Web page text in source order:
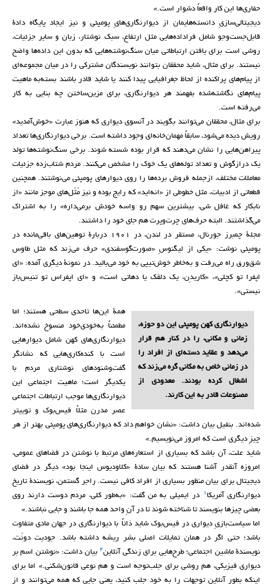
حفاری‌ها این کار واقعاً دشوار است.»
دیجیتالی‌سازیِ دانسته‌هایمان از دیوارنگاری‌هایِ پومپئی و نیز ایجاد پایگاه دادۀ
قابل‌جست‌وجو شامل فراداده‌هایی مثل ارتفاع، سبک نوشتار، زبان و سایر جزئیات،
روشی است برای یافتن ارتباطاتی میان سنگ‌نوشته‌هایی که بدون این داده‌ها واضح
نیستند. برای مثال، شاید محققان بتوانند نویسندگان مشترکی را در میان مجموعه‌ای
از پیام‌های پراکنده از لحاظ جغرافیایی پیدا کنند یا شاید قادر باشند بسته‌به ماهیت
پیام‌های نگاشته‌شده بفهمند هر دیوارنگاری، برای مزین‌ساختن چه بنایی به کار
می‌رفته است.
برای مثال، محققان می‌توانند بگویند در آنسوی دیواری که هنوز عبارت «خوش‌آمدید»
رویش دیده می‌شود، سابقاً مهمان‌خانه‌ای وجود داشته است. برخی دیوارنگاری‌ها تعداد
پیراهن‌هایی را نشان می‌دهند که قرار بوده شسته شوند. برخی سنگ‌نوشته‌ها تولد
یک درازگوش و تعداد توله‌های یک خوک را مشخص می‌کنند. مردم شتاب‌زده جزئیات
معاملات مختلف، ازجمله فروش برده‌ها را روی دیوارهای پومپئی می‌نوشتند. همچنین
قطعاتی از ادبیات، مثل خطوطی از «انه‌اید» که رایج بوده و نیز مَثَل‌های موجز مانند «از
نابکار که غافل شی، بیشترین سهم رو واسه خودش برمی‌داره» را به اشتراک
می‌گذاشتند. البته حرف‌های چرت‌وپرت هم جای خود را داشتند.
مجلۀ چمبرز جورنال، مستقر در لندن، در ۱۹۰۱ دربارۀ توهین‌های باقی‌مانده در
پومپئی نوشت: «یکی از لیگنوسِ «صورت‌گوسفندی» حرف می‌زند که مثل طاوس
شق‌ورق راه می‌رفت و به‌خاطر خوش‌تیپی به خود می‌بالید. در نمونۀ دیگری آمده: «ای
اپفرا تو کچلی»، «کاریدِن، یک دلقک یا دهاتی است» و «ای اپفراس تو تنیس‌باز
نیستی».
دیوارنگاری کهن پومپئی این دو حوزه،
زمانی و مکانی، را در کنار هم قرار
می‌دهد و عقاید دسته‌ای از افراد را
در زمانی خاص به مکانی گره می‌زند که
اشغال کرده بودند. معدودی از
مصنوعات قادر به این کارند.
همۀ این‌ها تاحدی سطحی هستند؛ اما
مطمئناً به‌خودی‌خود منسوخ نشده‌اند.
دیوارنگاری‌های کهن شامل دیوارهایی
است با کنده‌کاری‌هایی که نشانگر
گفت‌وشنودهای نوشتاری مردم با
یکدیگر است؛ ماهیت اجتماعی این
دیوارنگاری‌ها موجب ارتباطات اجتماعی
عصر مدرن مثلاً فیس‌بوک و توییتر
شده‌اند. بنفیل بیان داشت: «نشان خواهم داد که دیوارنگاری‌های پومپئی بهتر از هر
چیزِ دیگری است که امروز می‌نویسیم.»
شاید علت، آن باشد که بسیاری از استعاره‌های مرتبط با نوشتن در فضاهای عمومی،
امروزه آنقدر آشنا هستند که بیان سادۀ «کلاودیوس اینجا بود» دیگر در فضای
دیجیتال برای بیان منظور بسیاری از افراد کافی نیست. راجر گستمن، نویسندۀ تاریخ
دیوارنگاری آمریکا ۱
در ایمیلی به من گفت: «به‌طور کلی، مردم دوست دارند روی
بعضی چیزها بنویسند تا شناخته شوند تا در آنِ واحد همه جا باشند و جایی نباشند.»
اما سیاست‌بازیِ دیواری در فیس‌بوک شاید ذاتاً با دیوارنگاری در جهان مادی متفاوت
باشد؛ حتی اگر در همان تمایلات اصلی بشر ریشه داشته باشد. جودیت دونَت،
نویسندۀ ماشین اجتماعی؛ طرح‌هایی برای زندگی آنلاین۲ بیان داشت: «نوشتن اسم بر
دیواری فیزیکی، هم روشی برای جلب‌توجه است و هم نوعی قانون‌شکنی.» اما برای
اینکه بطور آنلاین توجهات را به خود جلب کنید، یعنی جایی که همه می‌توانند و از